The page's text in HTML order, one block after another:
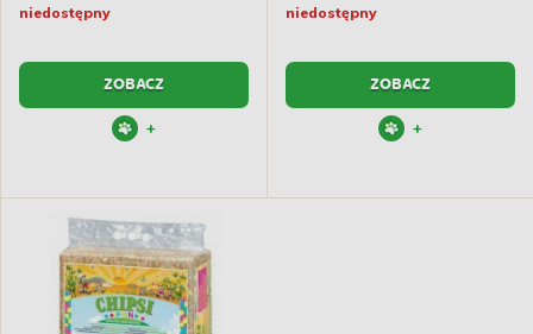
niedostępny
ZOBACZ
+
niedostępny
ZOBACZ
+